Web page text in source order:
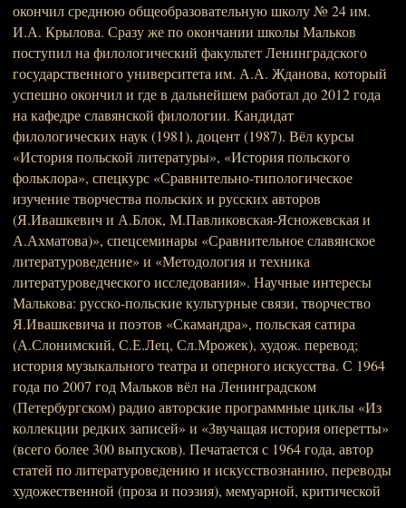
окончил среднюю общеобразовательную школу № 24 им.
И.А. Крылова. Сразу же по окончании школы Мальков
поступил на филологический факультет Ленинградского
государственного университета им. А.А. Жданова, который
успешно окончил и где в дальнейшем работал до 2012 года
на кафедре славянской филологии. Кандидат
филологических наук (1981), доцент (1987). Вёл курсы
«История польской литературы», «История польского
фольклора», спецкурс «Сравнительно-типологическое
изучение творчества польских и русских авторов
(Я.Ивашкевич и А.Блок, М.Павликовская-Ясножевская и
А.Ахматова)», спецсеминары «Сравнительное славянское
литературоведение» и «Методология и техника
литературоведческого исследования». Научные интересы
Малькова: русско-польские культурные связи, творчество
Я.Ивашкевича и поэтов «Скамандра», польская сатира
(А.Слонимский, С.Е.Лец, Сл.Мрожек), худож. перевод;
история музыкального театра и оперного искусства. С 1964
года по 2007 год Мальков вёл на Ленинградском
(Петербургском) радио авторские программные циклы «Из
коллекции редких записей» и «Звучащая история оперетты»
(всего более 300 выпусков). Печатается с 1964 года, автор
статей по литературоведению и искусствознанию, переводы
художественной (проза и поэзия), мемуарной, критической